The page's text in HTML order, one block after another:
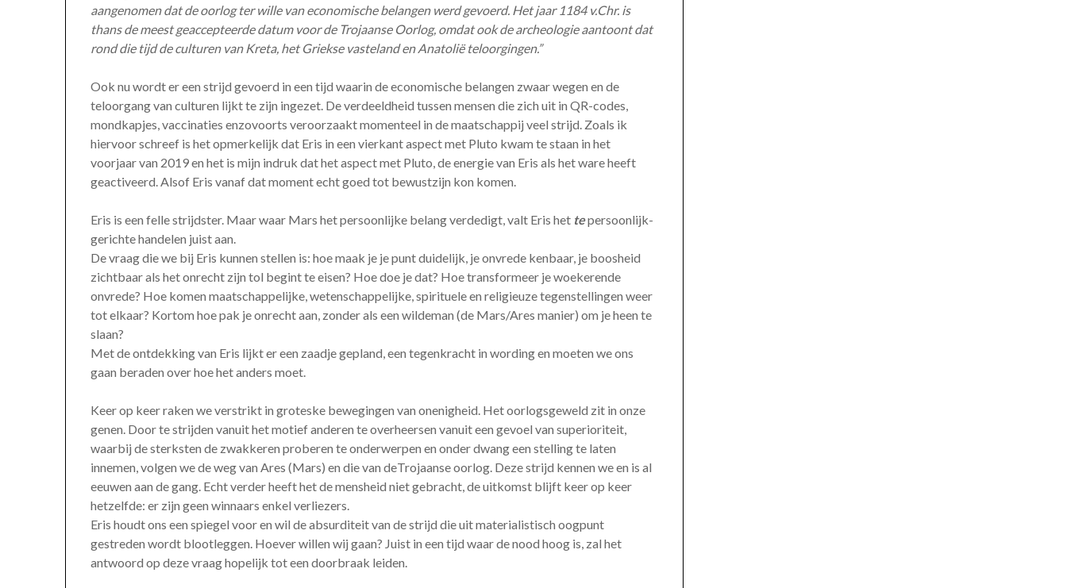
aangenomen dat de oorlog ter wille van economische belangen werd gevoerd. Het jaar 1184 v.Chr. is
thans de meest geaccepteerde datum voor de Trojaanse Oorlog, omdat ook de archeologie aantoont dat
rond die tijd de culturen van Kreta, het Griekse vasteland en Anatolië teloorgingen.”
Ook nu wordt er een strijd gevoerd in een tijd waarin de economische belangen zwaar wegen en de
teloorgang van culturen lijkt te zijn ingezet. De verdeeldheid tussen mensen die zich uit in QR-codes,
mondkapjes, vaccinaties enzovoorts veroorzaakt momenteel in de maatschappij veel strijd. Zoals ik
hiervoor schreef is het opmerkelijk dat Eris in een vierkant aspect met Pluto kwam te staan in het
voorjaar van 2019 en het is mijn indruk dat het aspect met Pluto, de energie van Eris als het ware heeft
geactiveerd. Alsof Eris vanaf dat moment echt goed tot bewustzijn kon komen.
Eris is een felle strijdster. Maar waar Mars het persoonlijke belang verdedigt, valt Eris het tepersoonlijk-
gerichte handelen juist aan.
De vraag die we bij Eris kunnen stellen is: hoe maak je je punt duidelijk, je onvrede kenbaar, je boosheid
zichtbaar als het onrecht zijn tol begint te eisen? Hoe doe je dat? Hoe transformeer je woekerende
onvrede? Hoe komen maatschappelijke, wetenschappelijke, spirituele en religieuze tegenstellingen weer
tot elkaar? Kortom hoe pak je onrecht aan, zonder als een wildeman (de Mars/Ares manier) om je heen te
slaan?
Met de ontdekking van Eris lijkt er een zaadje gepland, een tegenkracht in wording en moeten we ons
gaan beraden over hoe het anders moet.
Keer op keer raken we verstrikt in groteske bewegingen van onenigheid. Het oorlogsgeweld zit in onze
genen. Door te strijden vanuit het motief anderen te overheersen vanuit een gevoel van superioriteit,
waarbij de sterksten de zwakkeren proberen te onderwerpen en onder dwang een stelling te laten
innemen, volgen we de weg van Ares (Mars) en die van deTrojaanse oorlog. Deze strijd kennen we en is al
eeuwen aan de gang. Echt verder heeft het de mensheid niet gebracht, de uitkomst blijft keer op keer
hetzelfde: er zijn geen winnaars enkel verliezers.
Eris houdt ons een spiegel voor en wil de absurditeit van de strijd die uit materialistisch oogpunt
gestreden wordt blootleggen. Hoever willen wij gaan? Juist in een tijd waar de nood hoog is, zal het
antwoord op deze vraag hopelijk tot een doorbraak leiden.